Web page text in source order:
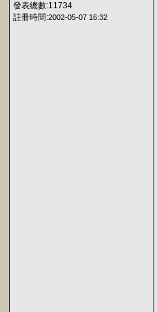
發表總數:11734
註冊時間:2002-05-07 16:32